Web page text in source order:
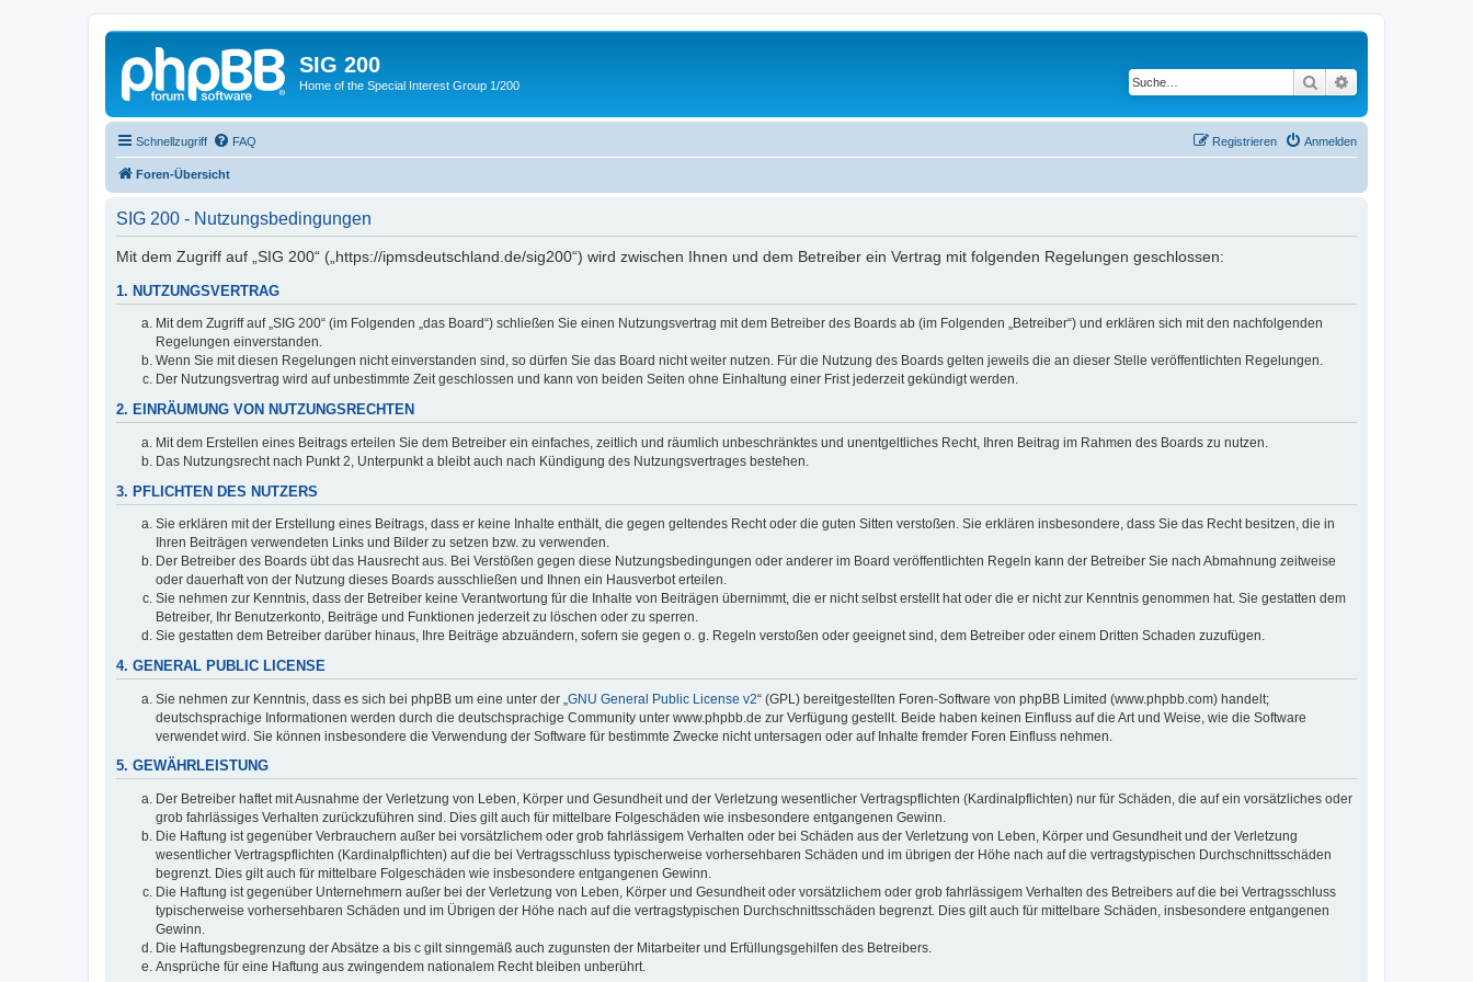
SIG 200
Home of the Special Interest Group 1/200 Suche
Schnellzugriff FAQ Anmelden
Registrieren
Foren-Übersicht
SIG 200 - Nutzungsbedingungen
Mit dem Zugriff auf „SIG 200“ („https://ipmsdeutschland.de/sig200“) wird zwischen Ihnen und dem Betreiber ein Vertrag mit folgenden Regelungen geschlossen:
1. NUTZUNGSVERTRAG
Mit dem Zugriff auf „SIG 200“ (im Folgenden „das Board“) schließen Sie einen Nutzungsvertrag mit dem Betreiber des Boards ab (im Folgenden „Betreiber“) und erklären sich mit den nachfolgenden
Regelungen einverstanden.
Wenn Sie mit diesen Regelungen nicht einverstanden sind, so dürfen Sie das Board nicht weiter nutzen. Für die Nutzung des Boards gelten jeweils die an dieser Stelle veröffentlichten Regelungen.
Der Nutzungsvertrag wird auf unbestimmte Zeit geschlossen und kann von beiden Seiten ohne Einhaltung einer Frist jederzeit gekündigt werden.
2. EINRÄUMUNG VON NUTZUNGSRECHTEN
Mit dem Erstellen eines Beitrags erteilen Sie dem Betreiber ein einfaches, zeitlich und räumlich unbeschränktes und unentgeltliches Recht, Ihren Beitrag im Rahmen des Boards zu nutzen.
Das Nutzungsrecht nach Punkt 2, Unterpunkt a bleibt auch nach Kündigung des Nutzungsvertrages bestehen.
3. PFLICHTEN DES NUTZERS
Sie erklären mit der Erstellung eines Beitrags, dass er keine Inhalte enthält, die gegen geltendes Recht oder die guten Sitten verstoßen. Sie erklären insbesondere, dass Sie das Recht besitzen, die in
Ihren Beiträgen verwendeten Links und Bilder zu setzen bzw. zu verwenden.
Der Betreiber des Boards übt das Hausrecht aus. Bei Verstößen gegen diese Nutzungsbedingungen oder anderer im Board veröffentlichten Regeln kann der Betreiber Sie nach Abmahnung zeitweise
oder dauerhaft von der Nutzung dieses Boards ausschließen und Ihnen ein Hausverbot erteilen.
Sie nehmen zur Kenntnis, dass der Betreiber keine Verantwortung für die Inhalte von Beiträgen übernimmt, die er nicht selbst erstellt hat oder die er nicht zur Kenntnis genommen hat. Sie gestatten dem
Betreiber, Ihr Benutzerkonto, Beiträge und Funktionen jederzeit zu löschen oder zu sperren.
Sie gestatten dem Betreiber darüber hinaus, Ihre Beiträge abzuändern, sofern sie gegen o. g. Regeln verstoßen oder geeignet sind, dem Betreiber oder einem Dritten Schaden zuzufügen.
4. GENERAL PUBLIC LICENSE
Sie nehmen zur Kenntnis, dass es sich bei phpBB um eine unter der „ GNU General Public License v2“ (GPL) bereitgestellten Foren-Software von phpBB Limited (www.phpbb.com) handelt;
deutschsprachige Informationen werden durch die deutschsprachige Community unter www.phpbb.de zur Verfügung gestellt. Beide haben keinen Einfluss auf die Art und Weise, wie die Software
verwendet wird. Sie können insbesondere die Verwendung der Software für bestimmte Zwecke nicht untersagen oder auf Inhalte fremder Foren Einfluss nehmen.
5. GEWÄHRLEISTUNG
Der Betreiber haftet mit Ausnahme der Verletzung von Leben, Körper und Gesundheit und der Verletzung wesentlicher Vertragspflichten (Kardinalpflichten) nur für Schäden, die auf ein vorsätzliches oder
grob fahrlässiges Verhalten zurückzuführen sind. Dies gilt auch für mittelbare Folgeschäden wie insbesondere entgangenen Gewinn.
Die Haftung ist gegenüber Verbrauchern außer bei vorsätzlichem oder grob fahrlässigem Verhalten oder bei Schäden aus der Verletzung von Leben, Körper und Gesundheit und der Verletzung
wesentlicher Vertragspflichten (Kardinalpflichten) auf die bei Vertragsschluss typischerweise vorhersehbaren Schäden und im übrigen der Höhe nach auf die vertragstypischen Durchschnittsschäden
begrenzt. Dies gilt auch für mittelbare Folgeschäden wie insbesondere entgangenen Gewinn.
Die Haftung ist gegenüber Unternehmern außer bei der Verletzung von Leben, Körper und Gesundheit oder vorsätzlichem oder grob fahrlässigem Verhalten des Betreibers auf die bei Vertragsschluss
typischerweise vorhersehbaren Schäden und im Übrigen der Höhe nach auf die vertragstypischen Durchschnittsschäden begrenzt. Dies gilt auch für mittelbare Schäden, insbesondere entgangenen
Gewinn.
Die Haftungsbegrenzung der Absätze a bis c gilt sinngemäß auch zugunsten der Mitarbeiter und Erfüllungsgehilfen des Betreibers.
Ansprüche für eine Haftung aus zwingendem nationalem Recht bleiben unberührt.